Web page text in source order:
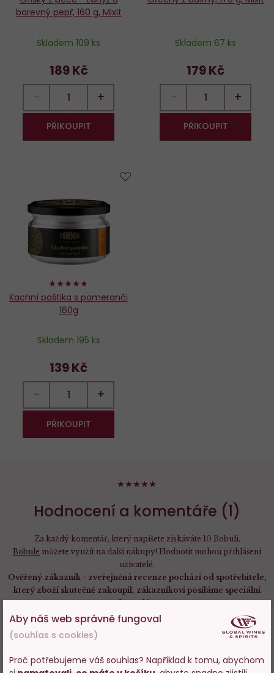
barevný pepř, 160 g, Mixit
Skladem 109 ks
189 Kč
− +
PŘIKOUPIT
Skladem 67 ks
179 Kč
− +
PŘIKOUPIT
94%
Kachní paštika s pomeranči
160g
Skladem 195 ks
139 Kč
− +
PŘIKOUPIT
Hodnocení a komentáře (1)
100%
Za každý komentář, který napíšete získáváte 10 Bobulí.
Bobule můžete využít na další nákupy! Hodnotit mohou přihlášení
uživatelé.
Ověřený zákazník - zveřejněná recenze pochází od spotřebitele,
který zboží skutečně zakoupil, zákazníkovi posíláme speciální
formulář.
Neověřený zákazník - nezajišťujeme, že zveřejněná recenze
pochází od spotřebitele, který produkt skutečně zakoupil.
OVĚŘENÝ ZÁKAZNÍK
Aby náš web správně fungoval
(souhlas s cookies)
Proč potřebujeme váš souhlas? Například k tomu, abychom